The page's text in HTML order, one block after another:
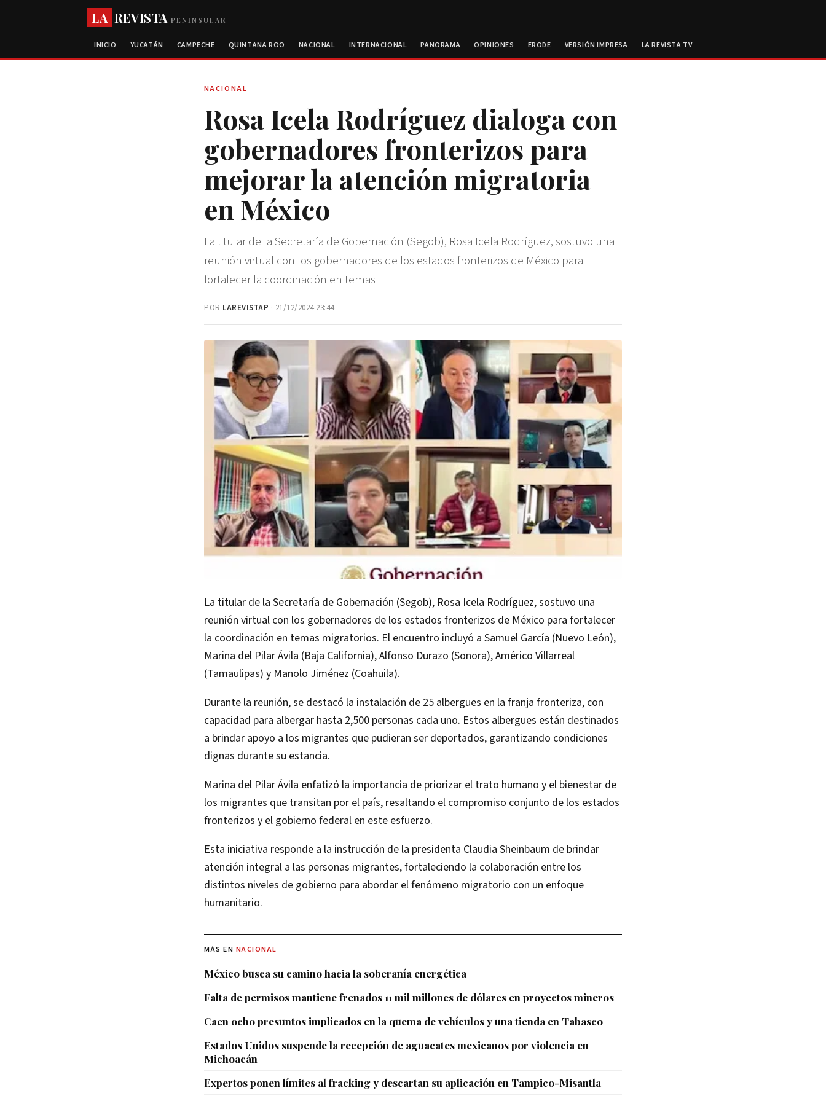
LA REVISTAPENINSULAR
INICIO YUCATÁN CAMPECHE QUINTANA ROO NACIONAL INTERNACIONAL PANORAMA OPINIONES ERODE VERSIÓN IMPRESA LA REVISTA TV
NACIONAL
Rosa Icela Rodríguez dialoga con
gobernadores fronterizos para
mejorar la atención migratoria
en México
La titular de la Secretaría de Gobernación (Segob), Rosa Icela Rodríguez, sostuvo una
reunión virtual con los gobernadores de los estados fronterizos de México para
fortalecer la coordinación en temas
POR LAREVISTAP · 21/12/2024 23:44
La titular de la Secretaría de Gobernación (Segob), Rosa Icela Rodríguez, sostuvo una
reunión virtual con los gobernadores de los estados fronterizos de México para fortalecer
la coordinación en temas migratorios. El encuentro incluyó a Samuel García (Nuevo León),
Marina del Pilar Ávila (Baja California), Alfonso Durazo (Sonora), Américo Villarreal
(Tamaulipas) y Manolo Jiménez (Coahuila).
Durante la reunión, se destacó la instalación de 25 albergues en la franja fronteriza, con
capacidad para albergar hasta 2,500 personas cada uno. Estos albergues están destinados
a brindar apoyo a los migrantes que pudieran ser deportados, garantizando condiciones
dignas durante su estancia.
Marina del Pilar Ávila enfatizó la importancia de priorizar el trato humano y el bienestar de
los migrantes que transitan por el país, resaltando el compromiso conjunto de los estados
fronterizos y el gobierno federal en este esfuerzo.
Esta iniciativa responde a la instrucción de la presidenta Claudia Sheinbaum de brindar
atención integral a las personas migrantes, fortaleciendo la colaboración entre los
distintos niveles de gobierno para abordar el fenómeno migratorio con un enfoque
humanitario.
MÁS EN NACIONAL
México busca su camino hacia la soberanía energética
Falta de permisos mantiene frenados 11 mil millones de dólares en proyectos mineros
Caen ocho presuntos implicados en la quema de vehículos y una tienda en Tabasco
Estados Unidos suspende la recepción de aguacates mexicanos por violencia en
Michoacán
Expertos ponen límites al fracking y descartan su aplicación en Tampico-Misantla